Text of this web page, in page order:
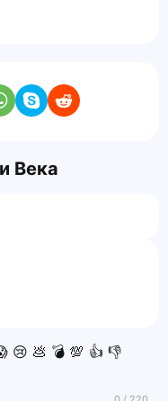
Века
😢 💩 💣 💯 👍 👎